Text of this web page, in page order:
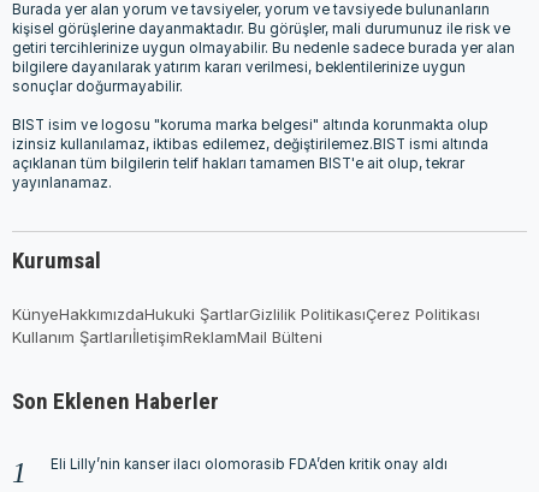
Burada yer alan yorum ve tavsiyeler, yorum ve tavsiyede bulunanların
kişisel görüşlerine dayanmaktadır. Bu görüşler, mali durumunuz ile risk ve
getiri tercihlerinize uygun olmayabilir. Bu nedenle sadece burada yer alan
bilgilere dayanılarak yatırım kararı verilmesi, beklentilerinize uygun
sonuçlar doğurmayabilir.
BIST isim ve logosu "koruma marka belgesi" altında korunmakta olup
izinsiz kullanılamaz, iktibas edilemez, değiştirilemez.BIST ismi altında
açıklanan tüm bilgilerin telif hakları tamamen BIST'e ait olup, tekrar
yayınlanamaz.
Kurumsal
KünyeHakkımızdaHukuki ŞartlarGizlilik PolitikasıÇerez Politikası
Kullanım ŞartlarıİletişimReklamMail Bülteni
Son Eklenen Haberler
Eli Lilly’nin kanser ilacı olomorasib FDA’den kritik onay aldı